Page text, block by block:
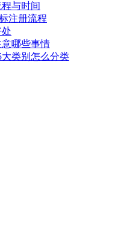
与时间
注册流程
哪些事情
类别怎么分类